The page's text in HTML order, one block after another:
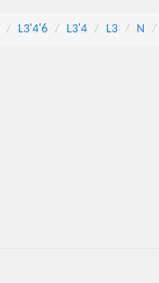
L3'4'6 L3'4 L3 N